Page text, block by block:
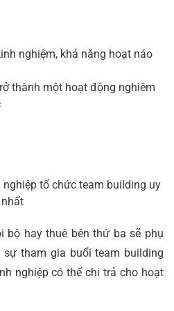
nghiệm, khả năng hoạt náo
thành một hoạt động nghiêm
nghiệp tổ chức team building uy
bộ hay thuê bên thứ ba sẽ phụ
tham gia buổi team building
nghiệp có thể chi trả cho hoạt